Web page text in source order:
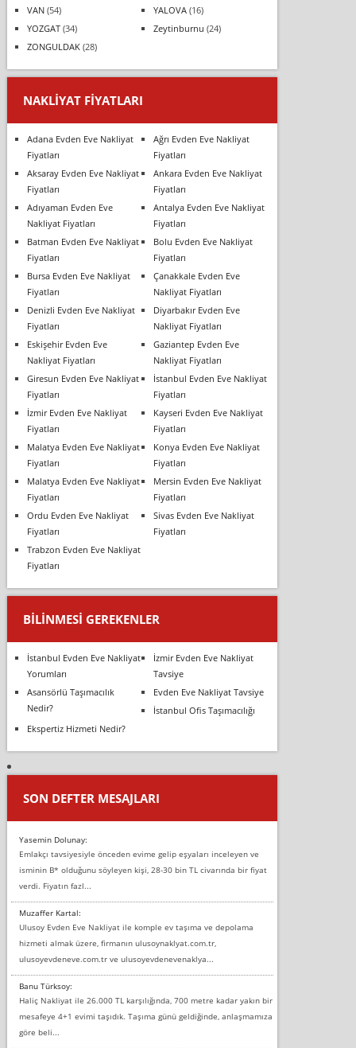
VAN(54) YALOVA(16)
YOZGAT(34) Zeytinburnu (24)
ZONGULDAK(28)
NAKLIYAT FIYATLARI
Adana Evden Eve Nakliyat
Fiyatları
Ağrı Evden Eve Nakliyat
Fiyatları
Aksaray Evden Eve Nakliyat
Fiyatları
Ankara Evden Eve Nakliyat
Fiyatları
Adıyaman Evden Eve
Nakliyat Fiyatları
Antalya Evden Eve Nakliyat
Fiyatları
Batman Evden Eve Nakliyat
Fiyatları
Bolu Evden Eve Nakliyat
Fiyatları
Bursa Evden Eve Nakliyat
Fiyatları
Çanakkale Evden Eve
Nakliyat Fiyatları
Denizli Evden Eve Nakliyat
Fiyatları
Diyarbakır Evden Eve
Nakliyat Fiyatları
Eskişehir Evden Eve
Nakliyat Fiyatları
Gaziantep Evden Eve
Nakliyat Fiyatları
Giresun Evden Eve Nakliyat
Fiyatları
İstanbul Evden Eve Nakliyat
Fiyatları
İzmir Evden Eve Nakliyat
Fiyatları
Kayseri Evden Eve Nakliyat
Fiyatları
Malatya Evden Eve Nakliyat
Fiyatları
Konya Evden Eve Nakliyat
Fiyatları
Malatya Evden Eve Nakliyat
Fiyatları
Mersin Evden Eve Nakliyat
Fiyatları
Ordu Evden Eve Nakliyat
Fiyatları
Sivas Evden Eve Nakliyat
Fiyatları
Trabzon Evden Eve Nakliyat
Fiyatları
BILINMESI GEREKENLER
İstanbul Evden Eve Nakliyat
Yorumları
İzmir Evden Eve Nakliyat
Tavsiye
Asansörlü Taşımacılık
Nedir?
Evden Eve Nakliyat Tavsiye
İstanbul Ofis Taşımacılığı
Ekspertiz Hizmeti Nedir?
SON DEFTER MESAJLARI
Yasemin Dolunay:
Emlakçı tavsiyesiyle önceden evime gelip eşyaları inceleyen ve
isminin B* olduğunu söyleyen kişi, 28-30 bin TL civarında bir fiyat
verdi. Fiyatın fazl...
Muzaffer Kartal:
Ulusoy Evden Eve Nakliyat ile komple ev taşıma ve depolama
hizmeti almak üzere, firmanın ulusoynaklyat.com.tr,
ulusoyevdeneve.com.tr ve ulusoyevdenevenaklya...
Banu Türksoy:
Haliç Nakliyat ile 26.000 TL karşılığında, 700 metre kadar yakın bir
mesafeye 4+1 evimi taşıdık. Taşıma günü geldiğinde, anlaşmamıza
göre beli...